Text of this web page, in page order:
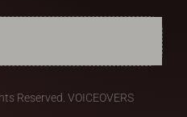
Reserved. VOICEOVERS